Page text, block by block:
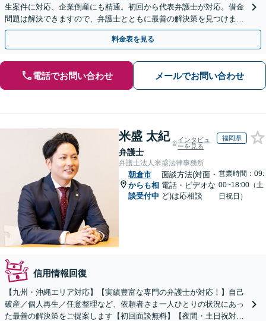
生案件に対応、企業倒産にも精通。初回から代表弁護士が対応。借金
問題は解決できますので、弁護士とともに最善の解決策を見つけまし
ょう【初回相談無料】【法テラス利用可】
料金表を見る
電話でお問い合わせ メールでお問い合わせ
米盛 太紀
弁護士
インタビュ
ーを見る
福岡県
弁護士法人米盛法律事務所
朝倉市
からも相
談受付中
面談方法(対面・
電話・ビデオな
ど)は応相談
営業時間：09:
00~18:00（土
日祝日）
信用情報回復
【九州・沖縄エリア対応】【実績豊富な専門の弁護士が対応！】自己
破産／個人再生／任意整理など、依頼者さま一人ひとりの状況にあっ
た最善の解決策をご提案します【初回面談無料】【夜間・土日祝対応